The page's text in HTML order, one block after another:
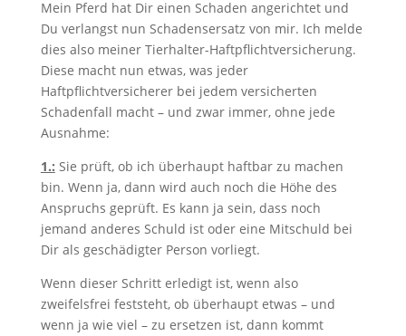
Mein Pferd hat Dir einen Schaden angerichtet und
Du verlangst nun Schadensersatz von mir. Ich melde
dies also meiner Tierhalter-Haftpflichtversicherung.
Diese macht nun etwas, was jeder
Haftpflichtversicherer bei jedem versicherten
Schadenfall macht – und zwar immer, ohne jede
Ausnahme:
1.: Sie prüft, ob ich überhaupt haftbar zu machen
bin. Wenn ja, dann wird auch noch die Höhe des
Anspruchs geprüft. Es kann ja sein, dass noch
jemand anderes Schuld ist oder eine Mitschuld bei
Dir als geschädigter Person vorliegt.
Wenn dieser Schritt erledigt ist, wenn also
zweifelsfrei feststeht, ob überhaupt etwas – und
wenn ja wie viel – zu ersetzen ist, dann kommt